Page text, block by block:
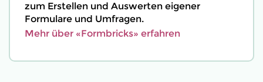
zum Erstellen und Auswerten eigener
Formulare und Umfragen.
Mehr über «Formbricks» erfahren